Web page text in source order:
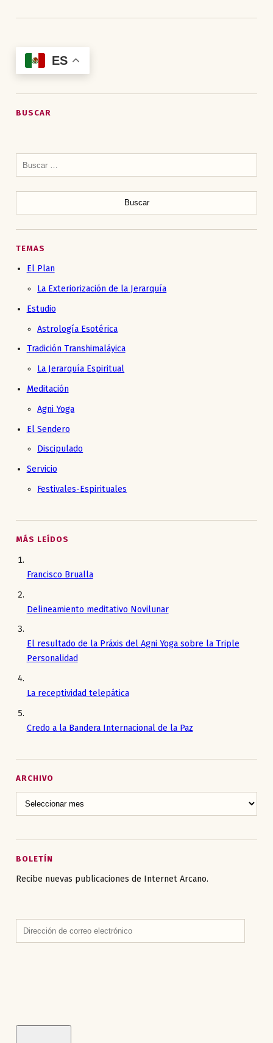
ES
BUSCAR
TEMAS
El Plan
La Exteriorización de la Jerarquía
Estudio
Astrología Esotérica
Tradición Transhimaláyica
La Jerarquía Espiritual
Meditación
Agni Yoga
El Sendero
Discipulado
Servicio
Festivales-Espirituales
MÁS LEÍDOS
Francisco Brualla
Delineamiento meditativo Novilunar
El resultado de la Práxis del Agni Yoga sobre la Triple
Personalidad
La receptividad telepática
Credo a la Bandera Internacional de la Paz
ARCHIVO
BOLETÍN
Recibe nuevas publicaciones de Internet Arcano.
Dirección
de